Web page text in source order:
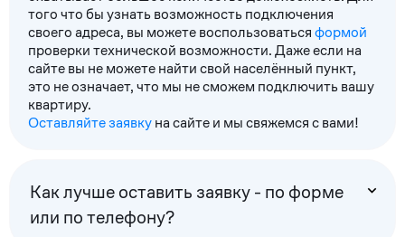
того что бы узнать возможность подключения
своего адреса, вы можете воспользоватьсяформой
проверки технической возможности. Даже если на
сайте вы не можете найти свой населённый пункт,
это не означает, что мы не сможем подключить вашу
квартиру.
Оставляйте заявкуна сайте и мы свяжемся с вами!
Как лучше оставить заявку - по форме
или по телефону?